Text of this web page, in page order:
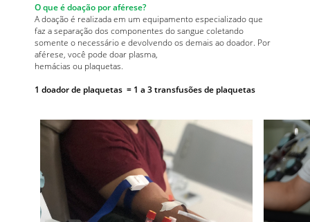
O que é doação por aférese?
A doação é realizada em um equipamento especializado que
faz a separação dos componentes do sangue coletando
somente o necessário e devolvendo os demais ao doador. Por
aférese, você pode doar plasma,
hemácias ou plaquetas.
1 doador de plaquetas = 1 a 3 transfusões de plaquetas